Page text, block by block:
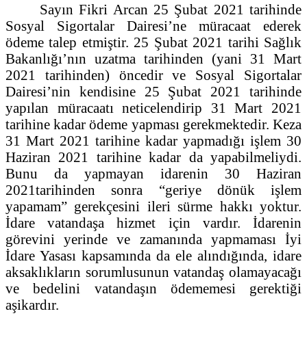
Sayın Fikri Arcan 25 Şubat 2021 tarihinde
Sosyal Sigortalar Dairesi’ne müracaat ederek
ödeme talep etmiştir. 25 Şubat 2021 tarihi Sağlık
Bakanlığı’nın uzatma tarihinden (yani 31 Mart
2021 tarihinden) öncedir ve Sosyal Sigortalar
Dairesi’nin kendisine 25 Şubat 2021 tarihinde
yapılan müracaatı neticelendirip 31 Mart 2021
tarihine kadar ödeme yapması gerekmektedir. Keza
31 Mart 2021 tarihine kadar yapmadığı işlem 30
Haziran 2021 tarihine kadar da yapabilmeliydi.
Bunu da yapmayan idarenin 30 Haziran
2021tarihinden sonra “geriye dönük işlem
yapamam” gerekçesini ileri sürme hakkı yoktur.
İdare vatandaşa hizmet için vardır. İdarenin
görevini yerinde ve zamanında yapmaması İyi
İdare Yasası kapsamında da ele alındığında, idare
aksaklıkların sorumlusunun vatandaş olamayacağı
ve bedelini vatandaşın ödememesi gerektiği
aşikardır.